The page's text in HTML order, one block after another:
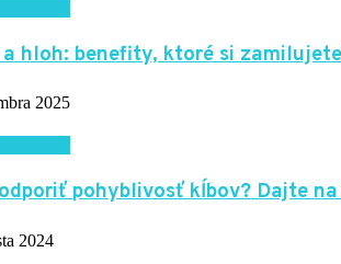
a hloh: benefity, ktoré si
2025
pohyblivosť kĺbov? Dajte
2024